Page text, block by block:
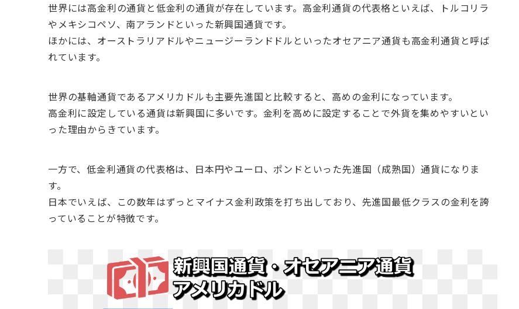
世界には高金利の通貨と低金利の通貨が存在しています。高金利通貨の代表格といえば、トルコリラ
やメキシコペソ、南アランドといった新興国通貨です。
ほかには、オーストラリアドルやニュージーランドドルといったオセアニア通貨も高金利通貨と呼ば
れています。
世界の基軸通貨であるアメリカドルも主要先進国と比較すると、高めの金利になっています。
高金利に設定している通貨は新興国に多いです。金利を高めに設定することで外貨を集めやすいとい
った理由からきています。
一方で、低金利通貨の代表格は、日本円やユーロ、ポンドといった先進国（成熟国）通貨になりま
す。
日本でいえば、この数年はずっとマイナス金利政策を打ち出しており、先進国最低クラスの金利を誇
っていることが特徴です。